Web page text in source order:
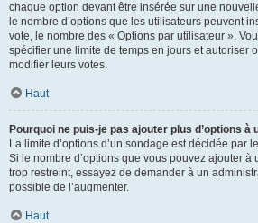
chaque option devant être insérée sur une
le nombre d’options que les utilisateurs peuvent
vote, le nombre des « Options par utilisateur ».
spécifier une limite de temps en jours et autoriser
modifier leurs votes.
Haut
Pourquoi ne puis-je pas ajouter plus d’options à
La limite d’options d’un sondage est décidée par
Si le nombre d’options que vous pouvez ajouter à
trop restreint, essayez de demander à un
possible de l’augmenter.
Haut